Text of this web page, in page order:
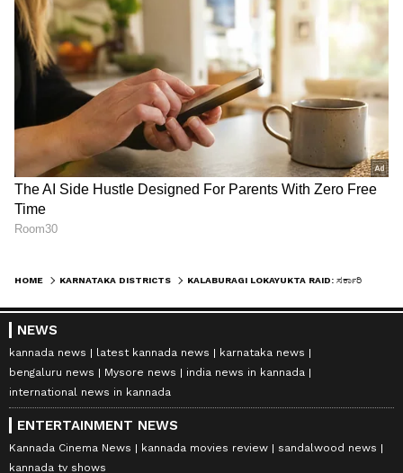
HOME KARNATAKA DISTRICTS
NEWS
kannada news latest kannada news
karnataka news
bengaluru news
Mysore news
india news in kannada
international news in kannada
ENTERTAINMENT NEWS
Kannada Cinema News kannada movies review
sandalwood news
kannada tv shows